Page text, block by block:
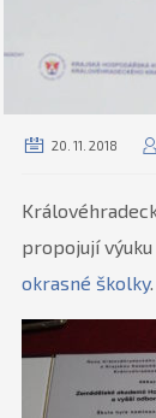
20. 11. 2018
propojují
okrasné školky.